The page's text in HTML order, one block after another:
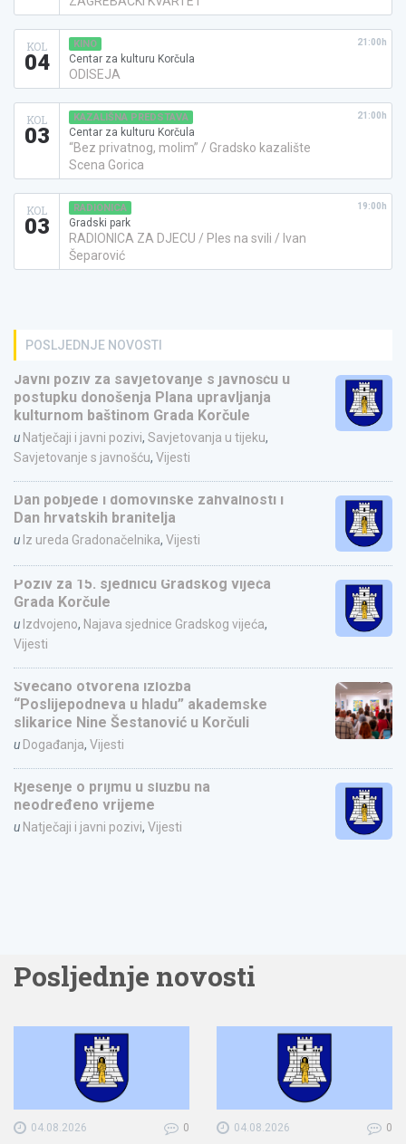
KOL
04
KINO
Centar za kulturu Korčula
ODISEJA
21:00h
KOL
03
KAZALIŠNA PREDSTAVA
Centar za kulturu Korčula
“Bez privatnog, molim” / Gradsko kazalište
Scena Gorica
21:00h
KOL
03
RADIONICA
Gradski park
RADIONICA ZA DJECU / Ples na svili / Ivan
Šeparović
19:00h
POSLJEDNJE NOVOSTI
Javni poziv za savjetovanje s javnošću u
postupku donošenja Plana upravljanja
kulturnom baštinom Grada Korčule
u Natječaji i javni pozivi, Savjetovanja u tijeku,
Savjetovanje s javnošću, Vijesti
Dan pobjede i domovinske zahvalnosti i
Dan hrvatskih branitelja
u Iz ureda Gradonačelnika, Vijesti
Poziv za 15. sjednicu Gradskog vijeća
Grada Korčule
u Izdvojeno, Najava sjednice Gradskog vijeća,
Vijesti
Svečano otvorena izložba
“Poslijepodneva u hladu” akademske
slikarice Nine Šestanović u Korčuli
u Događanja, Vijesti
Rješenje o prijmu u službu na
neodređeno vrijeme
u Natječaji i javni pozivi, Vijesti
Posljednje novosti
04.08.2026 0 04.08.2026 0